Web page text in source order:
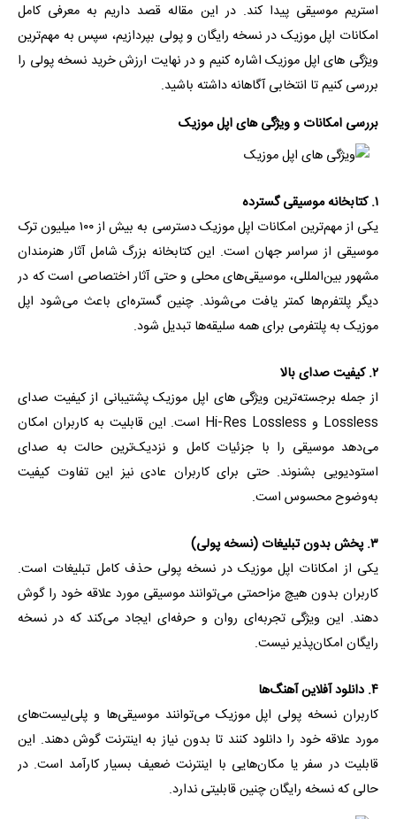
استریم موسیقی پیدا کند. در این مقاله قصد داریم به معرفی کامل
امکانات اپل موزیک در نسخه رایگان و پولی بپردازیم، سپس به مهم‌ترین
ویژگی های اپل موزیک اشاره کنیم و در نهایت ارزش خرید نسخه پولی را
بررسی کنیم تا انتخابی آگاهانه داشته باشید.
بررسی امکانات و ویژگی های اپل موزیک
۱. کتابخانه موسیقی گسترده
یکی از مهم‌ترین امکانات اپل موزیک دسترسی به بیش از ۱۰۰ میلیون ترک
موسیقی از سراسر جهان است. این کتابخانه بزرگ شامل آثار هنرمندان
مشهور بین‌المللی، موسیقی‌های محلی و حتی آثار اختصاصی است که در
دیگر پلتفرم‌ها کمتر یافت می‌شوند. چنین گستره‌ای باعث می‌شود اپل
موزیک به پلتفرمی برای همه سلیقه‌ها تبدیل شود.
۲. کیفیت صدای بالا
از جمله برجسته‌ترین ویژگی های اپل موزیک پشتیبانی از کیفیت صدای
Lossless و Hi-Res Lossless است. این قابلیت به کاربران امکان
می‌دهد موسیقی را با جزئیات کامل و نزدیک‌ترین حالت به صدای
استودیویی بشنوند. حتی برای کاربران عادی نیز این تفاوت کیفیت
به‌وضوح محسوس است.
۳. پخش بدون تبلیغات (نسخه پولی)
یکی از امکانات اپل موزیک در نسخه پولی حذف کامل تبلیغات است.
کاربران بدون هیچ مزاحمتی می‌توانند موسیقی مورد علاقه خود را گوش
دهند. این ویژگی تجربه‌ای روان و حرفه‌ای ایجاد می‌کند که در نسخه
رایگان امکان‌پذیر نیست.
۴. دانلود آفلاین آهنگ‌ها
کاربران نسخه پولی اپل موزیک می‌توانند موسیقی‌ها و پلی‌لیست‌های
مورد علاقه خود را دانلود کنند تا بدون نیاز به اینترنت گوش دهند. این
قابلیت در سفر یا مکان‌هایی با اینترنت ضعیف بسیار کارآمد است. در
حالی که نسخه رایگان چنین قابلیتی ندارد.